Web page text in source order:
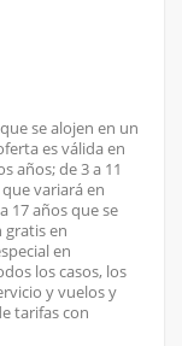
se alojen en un
es válida en
años; de 3 a 11
variará en
17 años que se
gratis en
en
los casos, los
y vuelos y
tarifas con